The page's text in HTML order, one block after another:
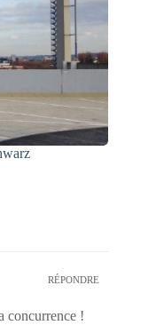
RÉPONDRE
concurrence !